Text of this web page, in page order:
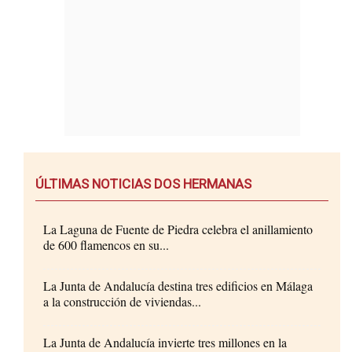
ÚLTIMAS NOTICIAS DOS HERMANAS
La Laguna de Fuente de Piedra celebra el anillamiento
de 600 flamencos en su...
La Junta de Andalucía destina tres edificios en Málaga
a la construcción de viviendas...
La Junta de Andalucía invierte tres millones en la